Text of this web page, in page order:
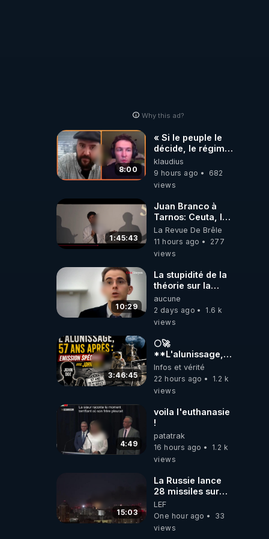
Why this ad?
8:00
« Si le peuple le
décide, le régime
peut tomber
demain ! »
klaudius
9 hours ago
682
views
1:45:43
Juan Branco à
Tarnos: Ceuta, le
narcotrafic et le
pouvoir en France
La Revue De Brêle
11 hours ago
277
views
10:29
La stupidité de la
théorie sur la
responsabilité de
l’homme
concernant le
carbone.
aucune
2 days ago
1.6 k
views
3:46:45
🌕🚀
**L'alunissage,
57 ans après :
Émission spéciale
avec John Doe
Infos et vérité
22 hours ago
1.2 k
views
4:49
voila l'euthanasie
!
patatrak
16 hours ago
1.2 k
views
15:03
La Russie lance
28 missiles sur
Kiev, l'attaque
révèle la faiblesse
de Kiev
LEF
One hour ago
33
views